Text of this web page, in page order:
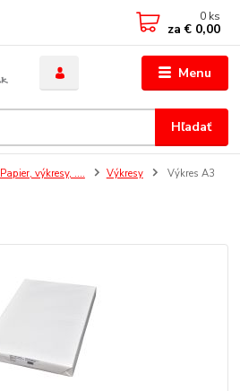
Menu
Hľadať
0 ks
za € 0,00
Papier, výkresy, .... Výkresy Výkres A3